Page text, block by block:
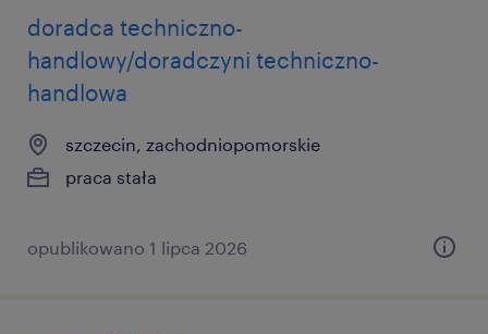
doradca techniczno-
handlowy/doradczyni techniczno-
handlowa
szczecin, zachodniopomorskie
praca stała
opublikowano 1 lipca 2026